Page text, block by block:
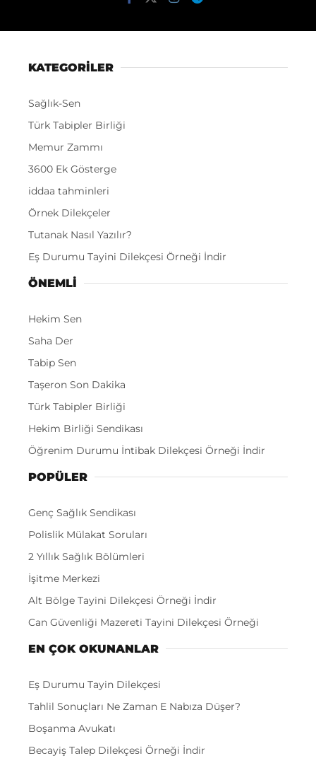
KATEGORİLER
Sağlık-Sen
Türk Tabipler Birliği
Memur Zammı
3600 Ek Gösterge
iddaa tahminleri
Örnek Dilekçeler
Tutanak Nasıl Yazılır?
Eş Durumu Tayini Dilekçesi Örneği İndir
ÖNEMLI
Hekim Sen
Saha Der
Tabip Sen
Taşeron Son Dakika
Türk Tabipler Birliği
Hekim Birliği Sendikası
Öğrenim Durumu İntibak Dilekçesi Örneği İndir
POPÜLER
Genç Sağlık Sendikası
Polislik Mülakat Soruları
2 Yıllık Sağlık Bölümleri
İşitme Merkezi
Alt Bölge Tayini Dilekçesi Örneği İndir
Can Güvenliği Mazereti Tayini Dilekçesi Örneği
EN ÇOK OKUNANLAR
Eş Durumu Tayin Dilekçesi
Tahlil Sonuçları Ne Zaman E Nabıza Düşer?
Boşanma Avukatı
Becayiş Talep Dilekçesi Örneği İndir